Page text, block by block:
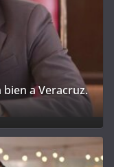
a Veracruz.